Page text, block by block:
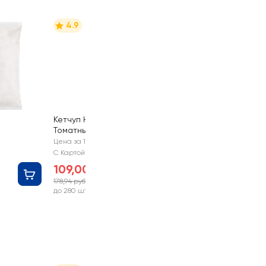
4.9
Кетчуп HEINZ
Томатный
Цена за 1 шт
С Картой №1
109,00 руб
178,94 руб
до 280 шт